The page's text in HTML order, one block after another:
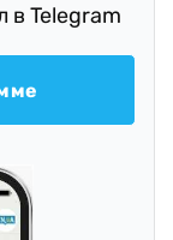
в Telegram